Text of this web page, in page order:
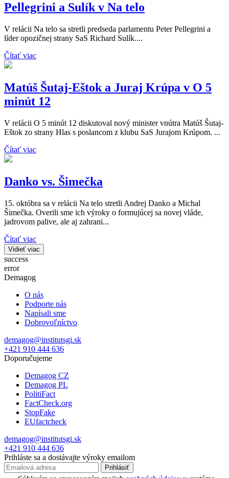
Pellegrini a Sulík v Na telo
V relácii Na telo sa stretli predseda parlamentu Peter Pellegrini a
líder opozičnej strany SaS Richard Sulík....
Čítať viac
Matúš Šutaj-Eštok a Juraj Krúpa v O 5
minút 12
V relácii O 5 minút 12 diskutoval nový minister vnútra Matúš Šutaj-
Eštok zo strany Hlas s poslancom z klubu SaS Jurajom Krúpom. ...
Čítať viac
Danko vs. Šimečka
15. októbra sa v relácii Na telo stretli Andrej Danko a Michal
Šimečka. Overili sme ich výroky o formujúcej sa novej vláde,
jadrovom palive, ale aj zahrani...
Čítať viac
Vidieť viac
success
error
Demagog
O nás
Podporte nás
Napísali sme
Dobrovoľníctvo
demagog@institutsgi.sk
+421 910 444 636
Doporučujeme
Demagog CZ
Demagog PL
PolitiFact
FactCheck.org
StopFake
EUfactcheck
demagog@institutsgi.sk
+421 910 444 636
Prihláste sa a dostávajte výroky emailom
Prihlásiť